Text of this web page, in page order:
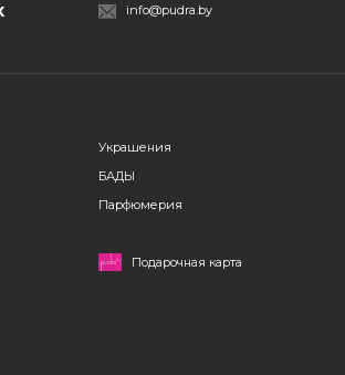
info@pudra.by
Украшения
БАДЫ
Парфюмерия
Подарочная карта